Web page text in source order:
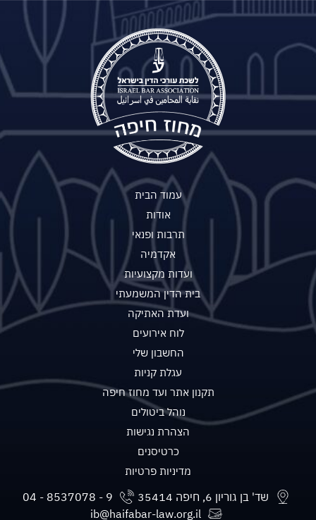
עמוד הבית
אודות
תרבות ופנאי
אקדמיה
ועדות מקצועיות
בית הדין המשמעתי
ועדת האתיקה
לוח אירועים
החשבון שלי
עגלת קניות
תקנון אתר ועד מחוז חיפה
נוהל ביטולים
הצהרת נגישות
כרטיסנים
מדיניות פרטיות
שד' בן גוריון 6, חיפה 35414
ib@haifabar-law.org.il